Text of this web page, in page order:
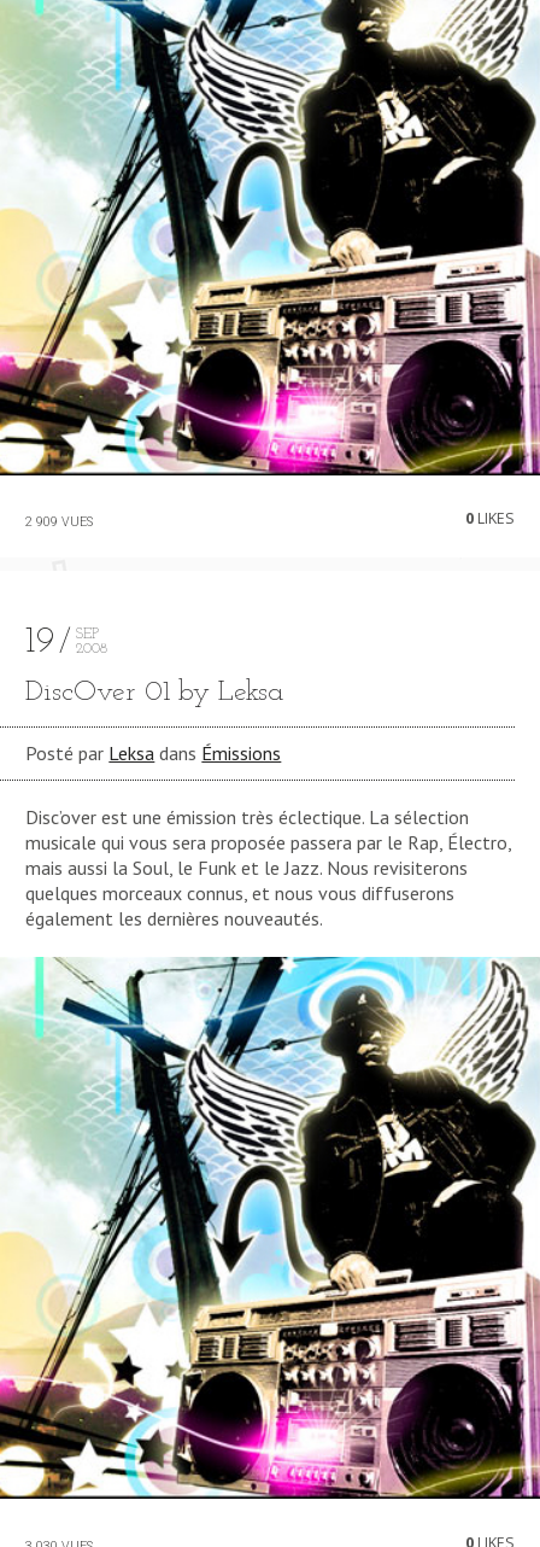
2 909 VUES 0LIKES
19
SEP
2008
DiscOver 01 by Leksa
Posté par Leksa dans Émissions
Disc’over est une émission très éclectique. La sélection
musicale qui vous sera proposée passera par le Rap, Électro,
mais aussi la Soul, le Funk et le Jazz. Nous revisiterons
quelques morceaux connus, et nous vous diffuserons
également les dernières nouveautés.
0LIKES